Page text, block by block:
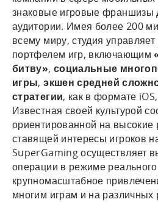
знаковые игровые франшизы
аудитории. Имея более 200
всему миру, студия
портфелем игр, включающим
битву», социальные
игры,экшен средней
стратегии, как в формате
Известная своей культурой
ориентированной на высокие
ставящей интересы игроков
SuperGaming осуществляет
операции в режиме
крупномасштабное
многим играм и на различных